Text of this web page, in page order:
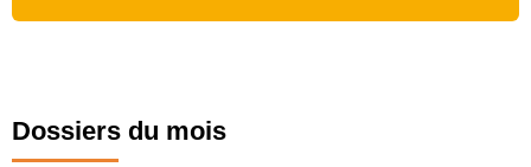
Dossiers du mois